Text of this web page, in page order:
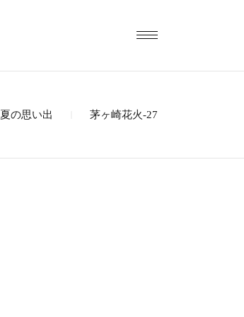
夏の思い出 茅ヶ崎花火-27